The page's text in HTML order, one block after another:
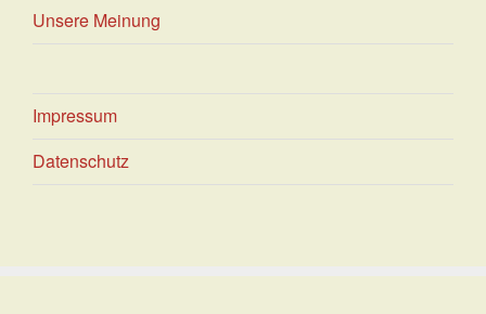
Unsere Meinung
Impressum
Datenschutz